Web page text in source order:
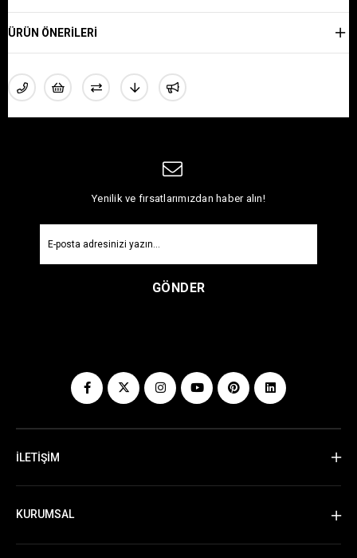
ÜRÜN ÖNERILERI
Yenilik ve fırsatlarımızdan haber alın!
GÖNDER
İLETİŞİM
KURUMSAL